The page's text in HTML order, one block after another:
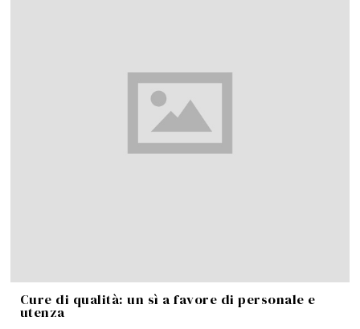
Cure di qualità: un sì a favore di personale e
utenza